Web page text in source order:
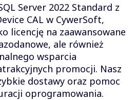
Server 2022 Standard z
CAL w CywerSoft,
licencję na zaawansowane
ale również
wsparcia
promocji. Nasz
dostawy oraz pomoc
oprogramowania.